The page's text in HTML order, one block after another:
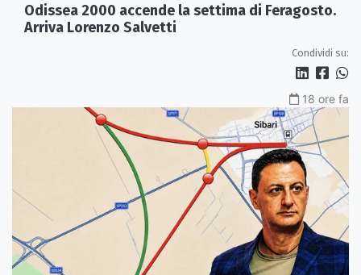
Odissea 2000 accende la settima di Feragosto.
Arriva Lorenzo Salvetti
Condividi su:
18 ore fa